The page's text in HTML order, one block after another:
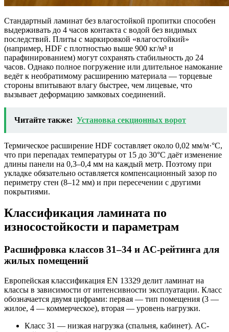
Стандартный ламинат без влагостойкой пропитки способен
выдерживать до 4 часов контакта с водой без видимых
последствий. Плиты с маркировкой «влагостойкий»
(например, HDF с плотностью выше 900 кг/м³ и
парафинированием) могут сохранять стабильность до 24
часов. Однако полное погружение или длительное намокание
ведёт к необратимому расширению материала — торцевые
стороны впитывают влагу быстрее, чем лицевые, что
вызывает деформацию замковых соединений.
Читайте также: Установка секционных ворот
Термическое расширение HDF составляет около 0,02 мм/м·°C,
что при перепадах температуры от 15 до 30°C даёт изменение
длины панели на 0,3–0,4 мм на каждый метр. Поэтому при
укладке обязательно оставляется компенсационный зазор по
периметру стен (8–12 мм) и при пересечении с другими
покрытиями.
Классификация ламината по
износостойкости и параметрам
Расшифровка классов 31–34 и AC-рейтинга для
жилых помещений
Европейская классификация EN 13329 делит ламинат на
классы в зависимости от интенсивности эксплуатации. Класс
обозначается двумя цифрами: первая — тип помещения (3 —
жилое, 4 — коммерческое), вторая — уровень нагрузки.
Класс 31 — низкая нагрузка (спальня, кабинет). AC-